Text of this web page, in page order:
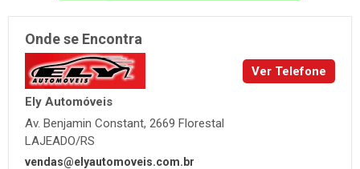
Onde se Encontra
Ver Telefone
Ely Automóveis
Av. Benjamin Constant, 2669 Florestal
LAJEADO/RS
vendas@elyautomoveis.com.br